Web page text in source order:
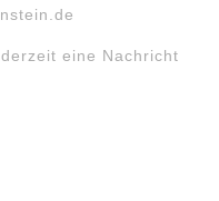
eine Nachricht